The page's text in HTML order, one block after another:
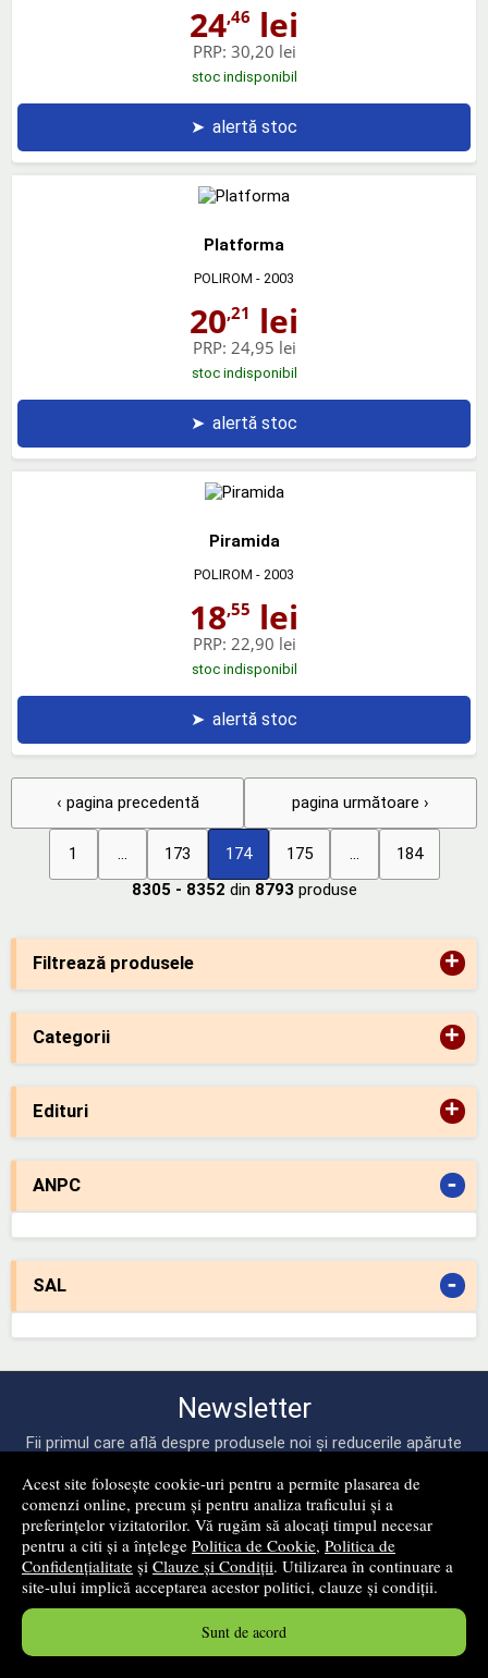
Acest site folosește cookie-uri pentru a permite plasarea de
comenzi online, precum și pentru analiza traficului și a
preferințelor vizitatorilor. Vă rugăm să alocați timpul necesar
pentru a citi și a înțelege Politica de Cookie, Politica de
Confidențialitate și Clauze și Condiții. Utilizarea în continuare a
site-ului implică acceptarea acestor politici, clauze și condiții.
Sunt de acord
Filtrează produsele +
Categorii +
Edituri +
ANPC -
SAL -
24,46 lei
PRP: 30,20 lei
stoc indisponibil
➤ alertă stoc
Platforma
POLIROM - 2003
20,21 lei
PRP: 24,95 lei
stoc indisponibil
➤ alertă stoc
Piramida
POLIROM - 2003
18,55 lei
PRP: 22,90 lei
stoc indisponibil
➤ alertă stoc
‹ pagina precedentă
1 173 174 175 184
pagina următoare ›
8305 - 8352 din 8793 produse
Newsletter
Fii primul care află despre produsele noi și reducerile apărute
mă abonez!